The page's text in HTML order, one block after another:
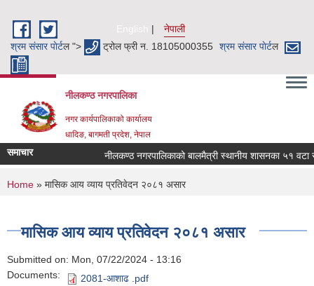
English
नेपाली
श्रम संसार पाेर्टल "> ट्रोल फ्री न. 18105000355 श्रम संसार पाेर्टल
नीलकण्ठ नगरपालिका
नगर कार्यपालिकाको कार्यालय
धादिङ, बागमती प्रदेश, नेपाल
समाचार नीलकण्ठ नगरपालिकाको बालमैत्री स्थानीय शासनका ५१ वटा
You are here
Home » मासिक आय व्याय प्रतिवेदन २०८१ असार
मासिक आय व्याय प्रतिवेदन २०८१ असार
Submitted on: Mon, 07/22/2024 - 13:16
Documents:
2081-आशाढ .pdf